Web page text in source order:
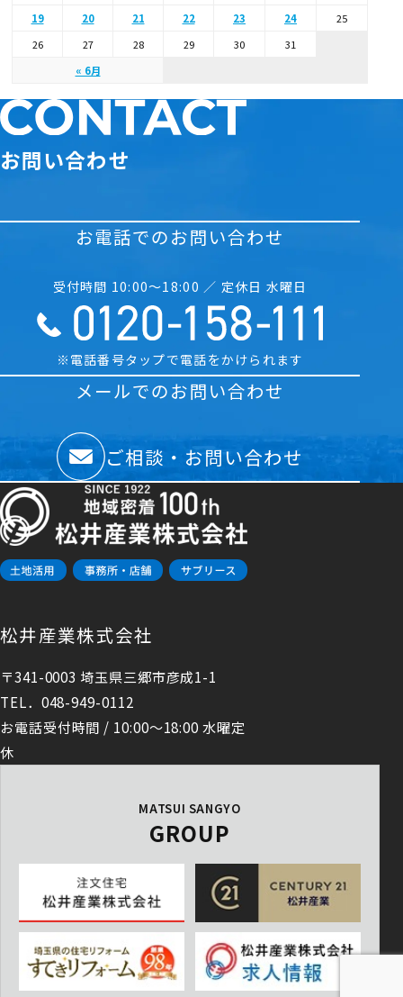
« 6月
19
20 21 22 23 24
25
26
27 28 29 30 31
お問い合わせ
お電話でのお問い合わせ
受付時間 10:00〜18:00 ／ 定休日 水曜日
※電話番号タップで電話をかけられます
メールでのお問い合わせ
ご相談・お問い合わせ
松井産業株式会社
〒341-0003 埼玉県三郷市彦成1-1
TEL．048-949-0112
お電話受付時間 / 10:00～18:00 水曜定
休
MATSUI SANGYO
GROUP